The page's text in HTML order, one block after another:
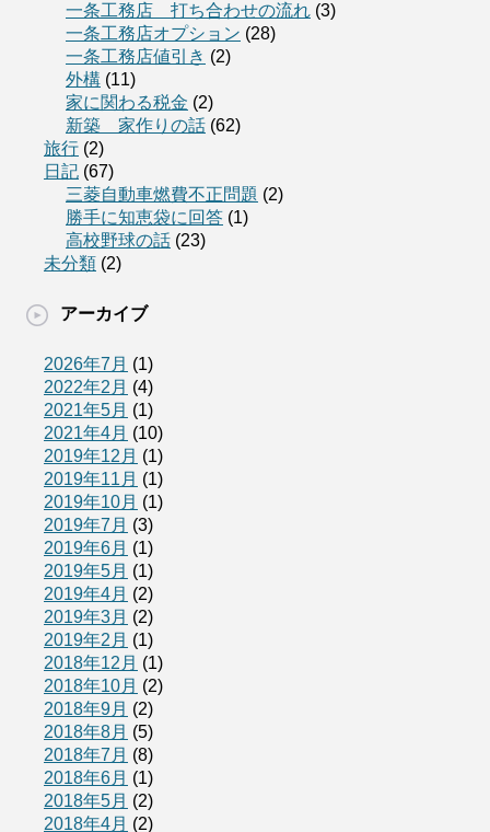
一条工務店 打ち合わせの流れ (3)
一条工務店オプション (28)
一条工務店値引き (2)
外構 (11)
家に関わる税金 (2)
新築 家作りの話 (62)
旅行 (2)
日記 (67)
三菱自動車燃費不正問題 (2)
勝手に知恵袋に回答 (1)
高校野球の話 (23)
未分類 (2)
アーカイブ
2026年7月 (1)
2022年2月 (4)
2021年5月 (1)
2021年4月 (10)
2019年12月 (1)
2019年11月 (1)
2019年10月 (1)
2019年7月 (3)
2019年6月 (1)
2019年5月 (1)
2019年4月 (2)
2019年3月 (2)
2019年2月 (1)
2018年12月 (1)
2018年10月 (2)
2018年9月 (2)
2018年8月 (5)
2018年7月 (8)
2018年6月 (1)
2018年5月 (2)
2018年4月 (2)